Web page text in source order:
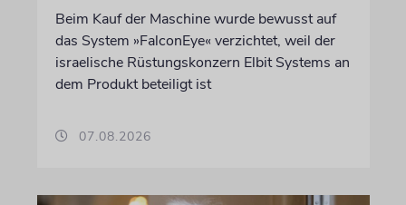
Beim Kauf der Maschine wurde bewusst auf
das System »FalconEye« verzichtet, weil der
israelische Rüstungskonzern Elbit Systems an
dem Produkt beteiligt ist
07.08.2026